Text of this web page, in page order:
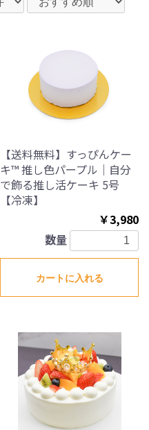
【送料無料】すっぴんケー
キ™ 推し色パープル｜自分
で飾る推し活ケーキ 5号
【冷凍】
￥3,980
数量
カートに入れる